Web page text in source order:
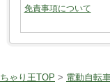
免責事項について
ちゃり王TOP > 電動自転